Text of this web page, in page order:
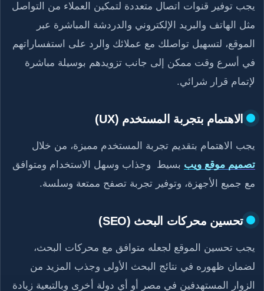
يجب توفير قنوات اتصال متعددة لتمكين العملاء من التواصل
مثل الهاتف والبريد الإلكتروني والدردشة المباشرة عبر
الموقع، لتسهيل تواصلك مع عملائك والرد على استفساراتهم
في أسرع وقت ممكن إلى جانب تزويدهم بوسيلة مباشرة
لإتمام قرار شرائي.
الاهتمام بتجربة المستخدم (UX)
يجب الاهتمام بتقديم تجربة المستخدم مميزة، من خلال
تصميم موقع ويب بسيط وجذاب وسهل الاستخدام ومتوافق
مع جميع الأجهزة، وتوفير تجربة تصفح ممتعة وسلسة.
تحسين محركات البحث (SEO)
يجب تحسين الموقع لجعله متوافق مع محركات البحث،
لضمان ظهوره في نتائج البحث الأولى وجذب المزيد من
الزوار المستهدفين في مصر أو أي دولة أخرى وبالتبعية زيادة